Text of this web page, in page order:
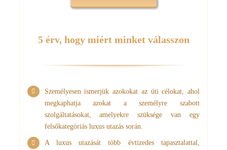
5 érv, hogy miért minket válasszon
Személyesen ismerjük azokokat az úti célokat, ahol
megkaphatja azokat a személyre szabott
szolgáltatásokat, amelyekre szüksége van egy
felsőkategóriás luxus utazás során.
A luxus utazását több évtizedes tapasztalattal,